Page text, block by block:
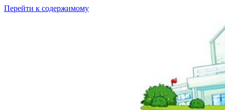
Перейти к содержимому